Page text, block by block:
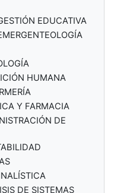
EDUCATIVA
HUMANA
Y FARMACIA
DE
DE SISTEMAS